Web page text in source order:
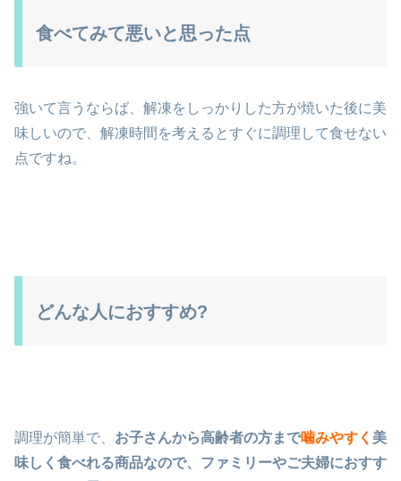
食べてみて悪いと思った点
強いて言うならば、解凍をしっかりした方が焼いた後に美
味しいので、解凍時間を考えるとすぐに調理して食せない
点ですね。
どんな人におすすめ?
調理が簡単で、 お子さんから高齢者の方まで噛みやすく 美
味しく食べれる商品なので、ファミリーやご夫婦におすす